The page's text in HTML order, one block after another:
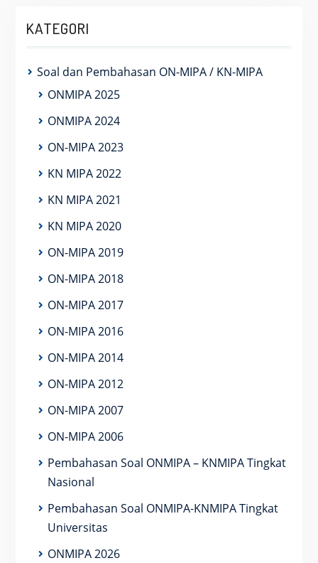
KATEGORI
Soal dan Pembahasan ON-MIPA / KN-MIPA
ONMIPA 2025
ONMIPA 2024
ON-MIPA 2023
KN MIPA 2022
KN MIPA 2021
KN MIPA 2020
ON-MIPA 2019
ON-MIPA 2018
ON-MIPA 2017
ON-MIPA 2016
ON-MIPA 2014
ON-MIPA 2012
ON-MIPA 2007
ON-MIPA 2006
Pembahasan Soal ONMIPA – KNMIPA Tingkat
Nasional
Pembahasan Soal ONMIPA-KNMIPA Tingkat
Universitas
ONMIPA 2026